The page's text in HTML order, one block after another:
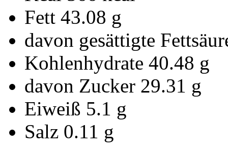
Fett 43.08 g
davon gesättigte
Kohlenhydrate 40.48 g
davon Zucker 29.31 g
Eiweiß 5.1 g
Salz 0.11 g